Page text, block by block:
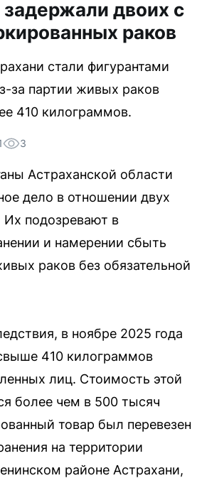
задержали двоих с
раков
стали фигурантами
за партии живых раков
410 килограммов.
3
Астраханской области
дело в отношении двух
подозревают в
и намерении сбыть
раков без обязательной
в ноябре 2025 года
410 килограммов
лиц. Стоимость этой
более чем в 500 тысяч
товар был перевезен
на территории
районе Астрахани,